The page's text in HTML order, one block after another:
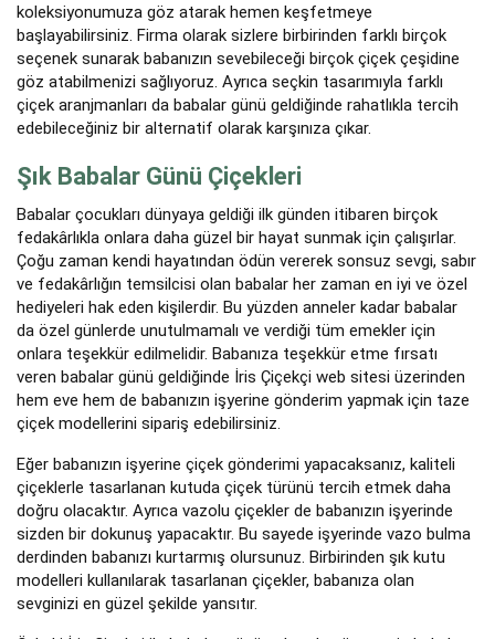
koleksiyonumuza göz atarak hemen keşfetmeye
başlayabilirsiniz. Firma olarak sizlere birbirinden farklı birçok
seçenek sunarak babanızın sevebileceği birçok çiçek çeşidine
göz atabilmenizi sağlıyoruz. Ayrıca seçkin tasarımıyla farklı
çiçek aranjmanları da babalar günü geldiğinde rahatlıkla tercih
edebileceğiniz bir alternatif olarak karşınıza çıkar.
Şık Babalar Günü Çiçekleri
Babalar çocukları dünyaya geldiği ilk günden itibaren birçok
fedakârlıkla onlara daha güzel bir hayat sunmak için çalışırlar.
Çoğu zaman kendi hayatından ödün vererek sonsuz sevgi, sabır
ve fedakârlığın temsilcisi olan babalar her zaman en iyi ve özel
hediyeleri hak eden kişilerdir. Bu yüzden anneler kadar babalar
da özel günlerde unutulmamalı ve verdiği tüm emekler için
onlara teşekkür edilmelidir. Babanıza teşekkür etme fırsatı
veren babalar günü geldiğinde İris Çiçekçi web sitesi üzerinden
hem eve hem de babanızın işyerine gönderim yapmak için taze
çiçek modellerini sipariş edebilirsiniz.
Eğer babanızın işyerine çiçek gönderimi yapacaksanız, kaliteli
çiçeklerle tasarlanan kutuda çiçek türünü tercih etmek daha
doğru olacaktır. Ayrıca vazolu çiçekler de babanızın işyerinde
sizden bir dokunuş yapacaktır. Bu sayede işyerinde vazo bulma
derdinden babanızı kurtarmış olursunuz. Birbirinden şık kutu
modelleri kullanılarak tasarlanan çiçekler, babanıza olan
sevginizi en güzel şekilde yansıtır.